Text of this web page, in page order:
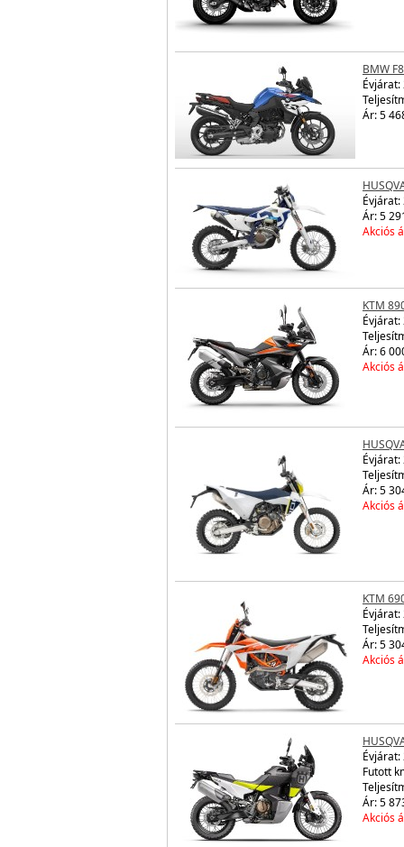
BMW
Évjárat:
Ár: 5
Évjárat:
Ár: 5
Akciós
KTM
Évjárat:
Ár: 6
Akciós
Évjárat:
Ár: 5
Akciós
KTM
Évjárat:
Ár: 5
Akciós
Évjárat:
Futott
Ár: 5
Akciós